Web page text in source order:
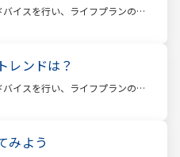
イスを行い、ライフプランの設
ナー。
レンドは？
イスを行い、ライフプランの設
ナー。
みよう